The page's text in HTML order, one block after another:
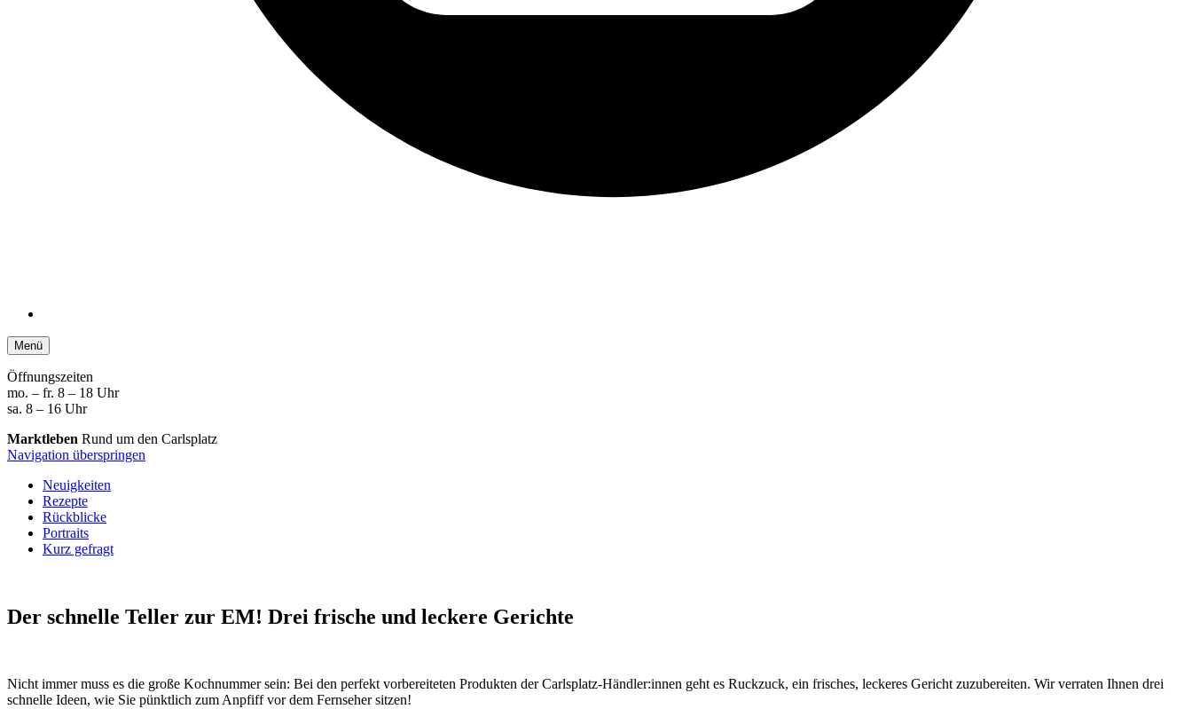
Menü
Öffnungszeiten
mo. – fr. 8 – 18 Uhr
sa. 8 – 16 Uhr
Marktleben Rund um den Carlsplatz
Navigation überspringen
Neuigkeiten
Rezepte
Rückblicke
Portraits
Kurz gefragt
Der schnelle Teller zur EM! Drei frische und leckere Gerichte
Nicht immer muss es die große Kochnummer sein: Bei den perfekt vorbereiteten Produkten der Carlsplatz-Händler:innen geht es Ruckzuck, ein frisches, leckeres Gericht zuzubereiten. Wir verraten Ihnen drei
schnelle Ideen, wie Sie pünktlich zum Anpfiff vor dem Fernseher sitzen!